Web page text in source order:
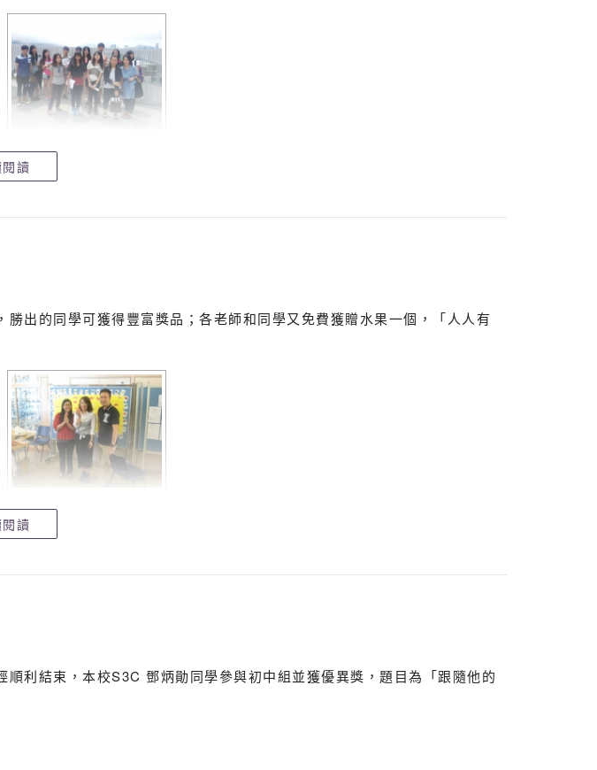
讀
出的同學可獲得豐富獎品；各老師和同學又免費獲贈水果一個，「人人有
讀
利結束，本校S3C 鄧炳勛同學參與初中組並獲優異獎，題目為「跟隨他的